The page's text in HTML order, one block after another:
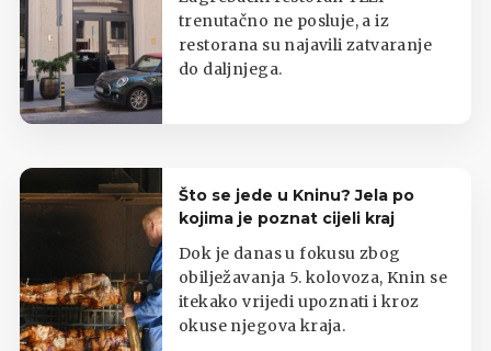
trenutačno ne posluje, a iz
restorana su najavili zatvaranje
do daljnjega.
Što se jede u Kninu? Jela po
kojima je poznat cijeli kraj
Dok je danas u fokusu zbog
obilježavanja 5. kolovoza, Knin se
itekako vrijedi upoznati i kroz
okuse njegova kraja.